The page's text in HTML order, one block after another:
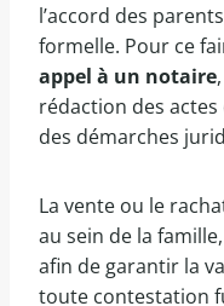
l’accord des
formelle. Pour ce
appel à un notaire
rédaction des actes
des démarches
La vente ou le
au sein de la
afin de garantir la
toute contestation